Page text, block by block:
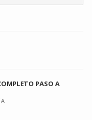
PASO A